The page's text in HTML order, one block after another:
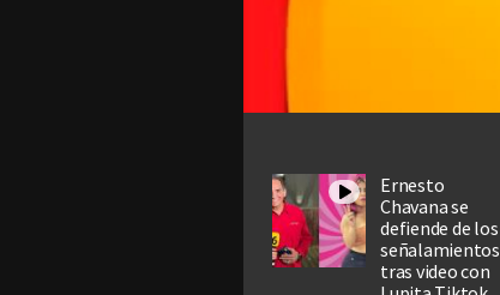
Ernesto
Chavana se
defiende de los
señalamientos
tras video con